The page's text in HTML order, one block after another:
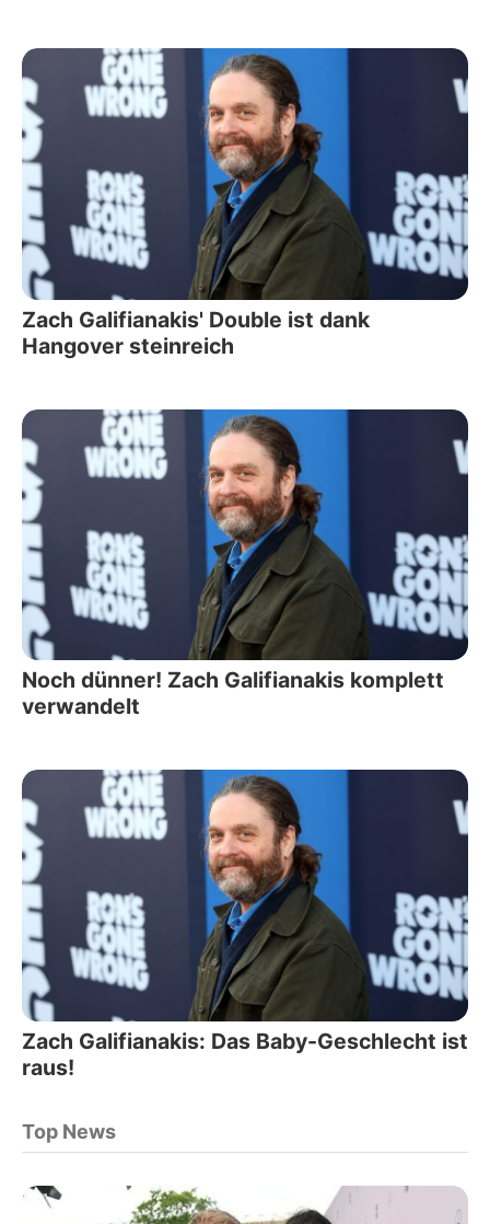
Zach Galifianakis' Double ist dank
Hangover steinreich
Noch dünner! Zach Galifianakis komplett
verwandelt
Zach Galifianakis: Das Baby-Geschlecht ist
raus!
Top News